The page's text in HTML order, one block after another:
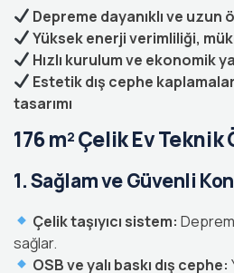
Depreme dayanıklı ve uzun
Yüksek enerji verimliliği,
Hızlı kurulum ve ekonomik
Estetik dış cephe
tasarımı
176 m² Çelik Ev
1. Sağlam ve Güvenli
Çelik taşıyıcı sistem:
sağlar.
OSB ve yalı baskı dış cephe: